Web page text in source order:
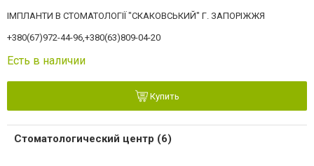
ІМПЛАНТИ В СТОМАТОЛОГІЇ "СКАКОВСЬКИЙ" Г. ЗАПОРІЖЖЯ
+380(67)972-44-96 +380(63)809-04-20
Есть в наличии
Купить
Стоматологический центр (6)